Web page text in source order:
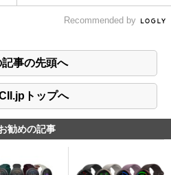
Recommended by
記事の先頭へ
トップへ
勧めの記事